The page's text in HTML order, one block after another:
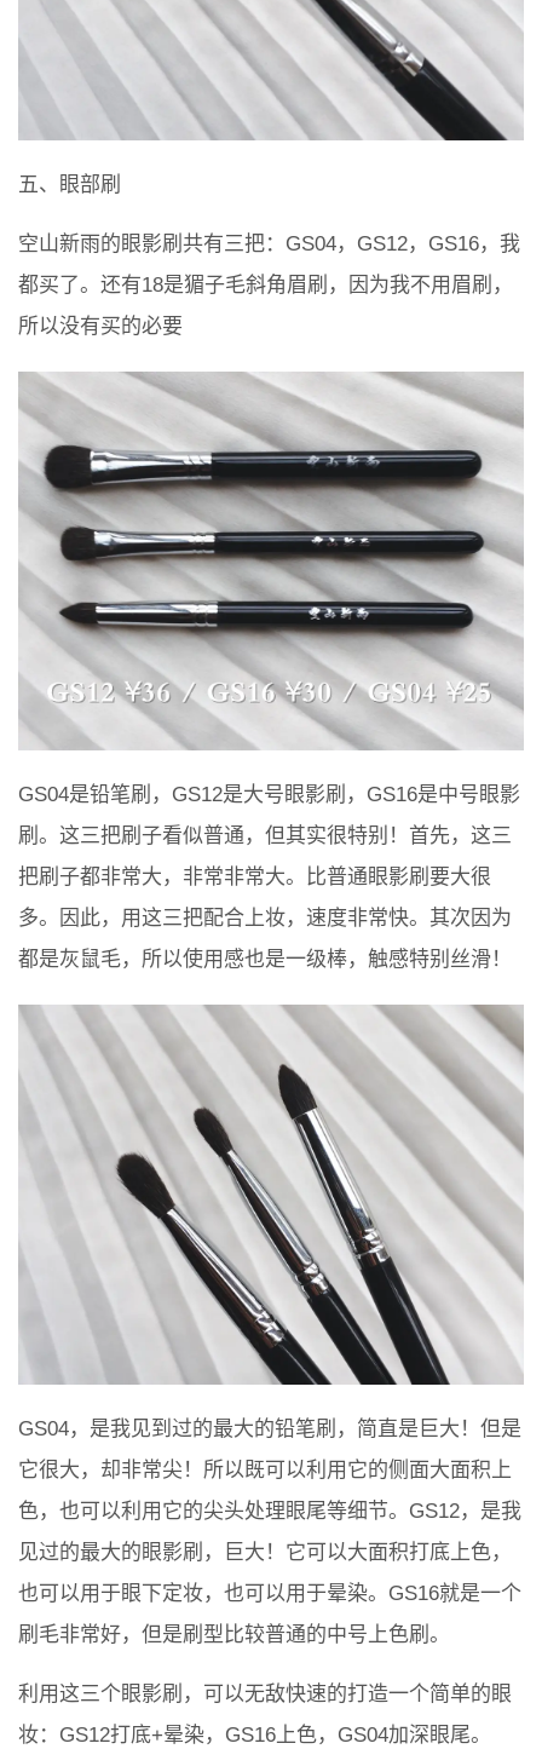
五、眼部刷
空山新雨的眼影刷共有三把：GS04，GS12，GS16，我
都买了。还有18是猸子毛斜角眉刷，因为我不用眉刷，
所以没有买的必要
GS04是铅笔刷，GS12是大号眼影刷，GS16是中号眼影
刷。这三把刷子看似普通，但其实很特别！首先，这三
把刷子都非常大，非常非常大。比普通眼影刷要大很
多。因此，用这三把配合上妆，速度非常快。其次因为
都是灰鼠毛，所以使用感也是一级棒，触感特别丝滑！
GS04，是我见到过的最大的铅笔刷，简直是巨大！但是
它很大，却非常尖！所以既可以利用它的侧面大面积上
色，也可以利用它的尖头处理眼尾等细节。GS12，是我
见过的最大的眼影刷，巨大！它可以大面积打底上色，
也可以用于眼下定妆，也可以用于晕染。GS16就是一个
刷毛非常好，但是刷型比较普通的中号上色刷。
利用这三个眼影刷，可以无敌快速的打造一个简单的眼
妆：GS12打底+晕染，GS16上色，GS04加深眼尾。